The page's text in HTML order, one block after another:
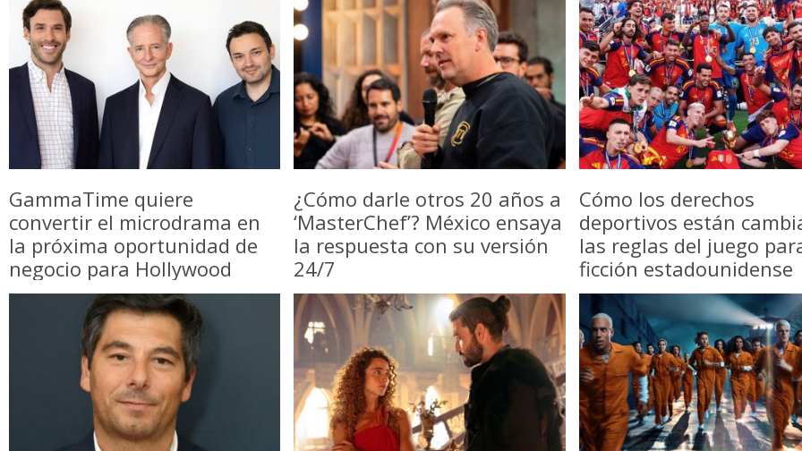
GammaTime quiere
convertir el microdrama en
la próxima oportunidad de
negocio para Hollywood
¿Cómo darle otros 20 años a
‘MasterChef’? México ensaya
la respuesta con su versión
24/7
Cómo los derechos
deportivos están
las reglas del juego
ficción estadounidense